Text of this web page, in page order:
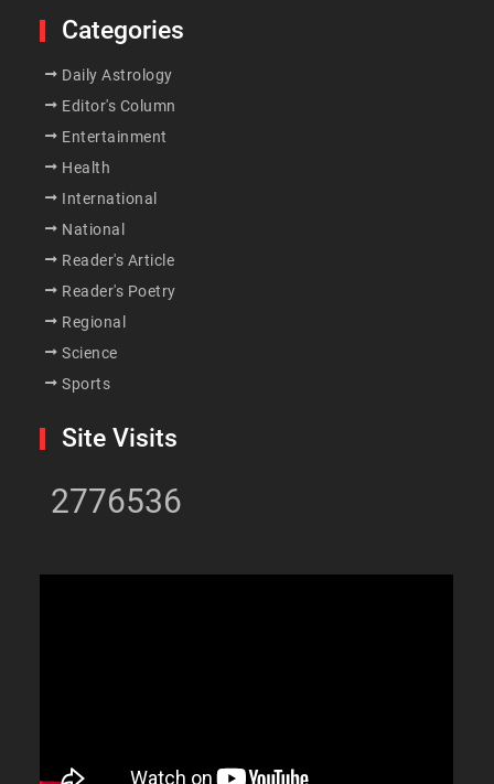
Categories
Daily Astrology
Editor's Column
Entertainment
Health
International
National
Reader's Article
Reader's Poetry
Regional
Science
Sports
Site Visits
2776536